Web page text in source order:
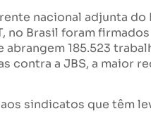
nacional adjunta do
no Brasil foram
185.523
contra a JBS, a maior
sindicatos que têm